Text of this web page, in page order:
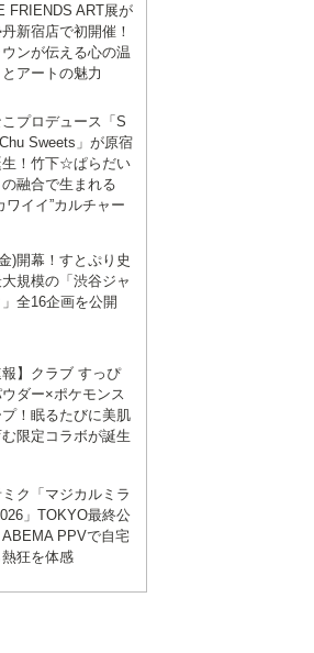
FRIENDS ART展が
新宿店で初開催！
ンが伝える心の温
とアートの魅力
こプロデュース「S
Sweets」が原宿
生！竹下☆ぱらだい
融合で生まれる
ワイイ”カルチャー
)開幕！すとぷり史
大規模の「渋谷ジャ
」全16企画を公開
報】クラブ すっぴ
ウダー×ポケモンス
プ！眠るたびに美肌
限定コラボが誕生
ク「マジカルミラ
」TOKYO最終公
PPVで自宅
狂を体感